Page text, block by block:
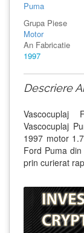
Puma
Grupa Piese
Motor
An Fabricatie
1997
Descriere
Vascocuplaj
Vascocuplaj
1997 motor
Ford Puma
prin curierat